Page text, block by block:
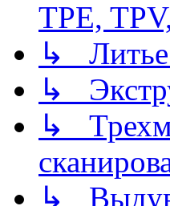
TPE,
↳ Литье
↳
↳
↳